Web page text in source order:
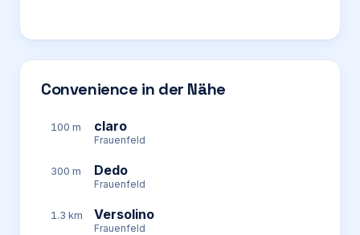
Convenience in der Nähe
100 m claro
Frauenfeld
300 m Dedo
Frauenfeld
1.3 km Versolino
Frauenfeld